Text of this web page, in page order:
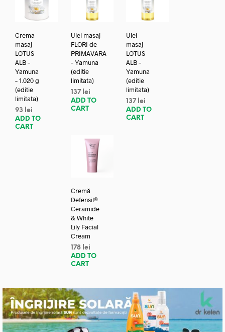
Crema
masaj
LOTUS
ALB –
Yamuna
– 1.020 g
(editie
limitata)
93
lei
ADD TO
CART
Ulei masaj
FLORI de
PRIMAVARA
– Yamuna
(editie
limitata)
137 lei
ADD TO
CART
Ulei
masaj
LOTUS
ALB –
Yamuna
(editie
limitata)
137 lei
ADD TO
CART
Cremă
Defensil®
Ceramide
& White
Lily Facial
Cream
178 lei
ADD TO
CART